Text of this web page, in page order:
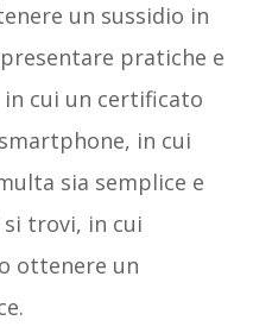
un sussidio in
pratiche e
cui un certificato
in cui
sia semplice e
trovi, in cui
ottenere un